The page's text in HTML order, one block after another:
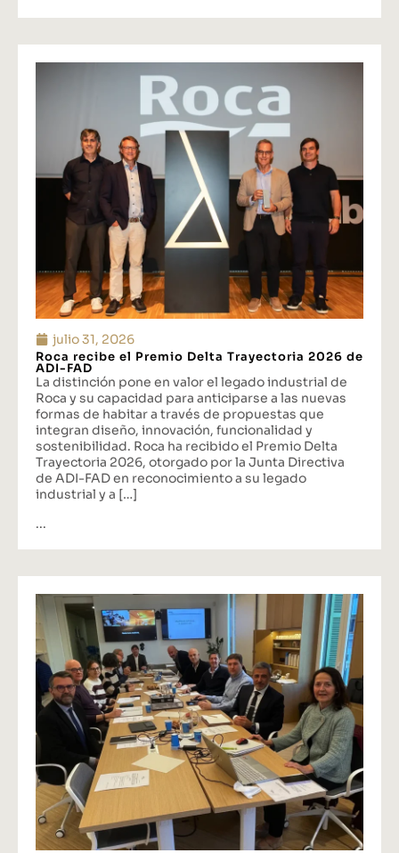
julio 31, 2026
Roca recibe el Premio Delta Trayectoria 2026 de
ADI-FAD
La distinción pone en valor el legado industrial de
Roca y su capacidad para anticiparse a las nuevas
formas de habitar a través de propuestas que
integran diseño, innovación, funcionalidad y
sostenibilidad. Roca ha recibido el Premio Delta
Trayectoria 2026, otorgado por la Junta Directiva
de ADI-FAD en reconocimiento a su legado
industrial y a […]
...